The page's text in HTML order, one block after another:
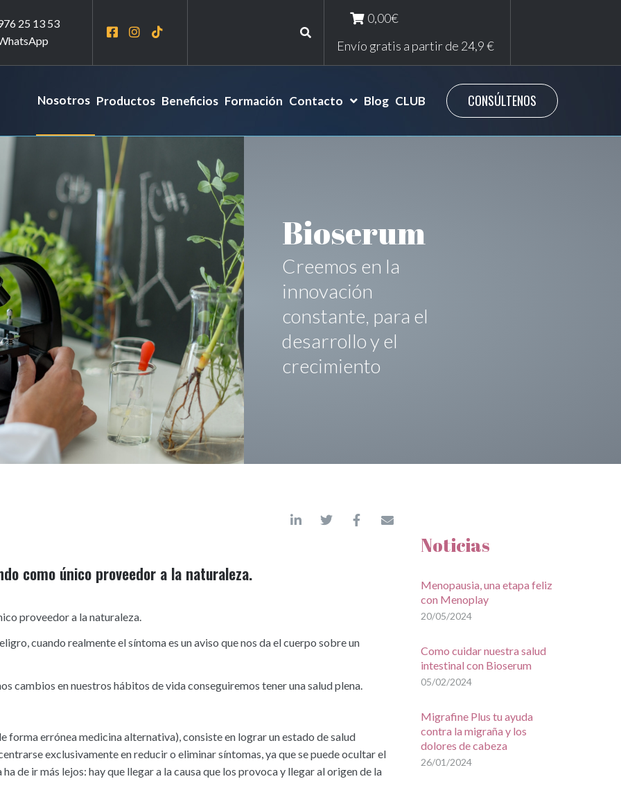
25 13 53
0,00€
Envío gratis a partir de 24,9 €
Nosotros Productos Beneficios Formación Contacto Blog CLUB CONSÚLTENOS
Bioserum
Creemos en la
innovación
constante, para el
desarrollo y el
crecimiento
como único proveedor a la naturaleza.
proveedor a la naturaleza.
cuando realmente el síntoma es un aviso que nos da el cuerpo sobre un
cambios en nuestros hábitos de vida conseguiremos tener una salud plena.
errónea medicina alternativa), consiste en lograr un estado de salud
exclusivamente en reducir o eliminar síntomas, ya que se puede ocultar el
de ir más lejos: hay que llegar a la causa que los provoca y llegar al origen de la
Noticias
Menopausia, una etapa feliz
con Menoplay
20/05/2024
Como cuidar nuestra salud
intestinal con Bioserum
05/02/2024
Migrafine Plus tu ayuda
contra la migraña y los
dolores de cabeza
26/01/2024